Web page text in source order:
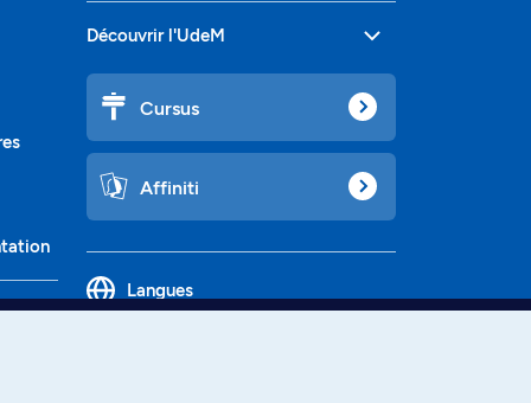
Découvrir l'UdeM
Cursus
Affiniti
Langues